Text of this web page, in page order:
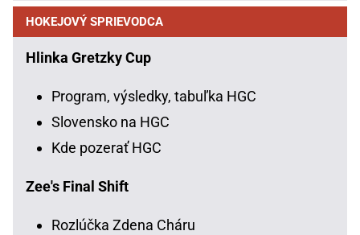
HOKEJOVÝ SPRIEVODCA
Hlinka Gretzky Cup
Program, výsledky, tabuľka HGC
Slovensko na HGC
Kde pozerať HGC
Zee's Final Shift
Rozlúčka Zdena Cháru